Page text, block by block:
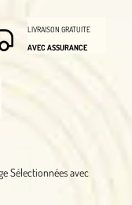
Sélectionnées avec
LIVRAISON GRATUITE
AVEC ASSURANCE